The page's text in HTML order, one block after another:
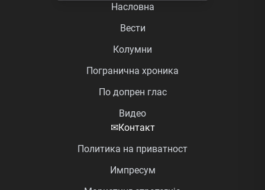
Насловна
Вести
Колумни
Погранична хроника
По допрен глас
Видео
✉Контакт
Политика на приватност
Импресум